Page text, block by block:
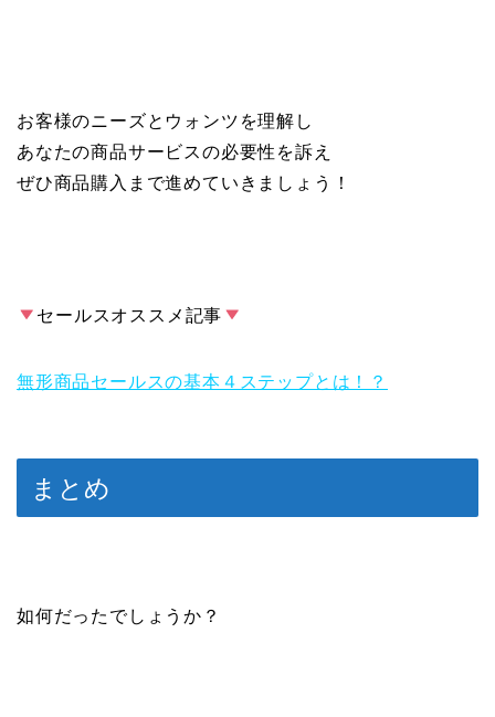
お客様のニーズとウォンツを理解し
あなたの商品サービスの必要性を訴え
ぜひ商品購入まで進めていきましょう！
セールスオススメ記事
無形商品セールスの基本４ステップとは！？
まとめ
如何だったでしょうか？